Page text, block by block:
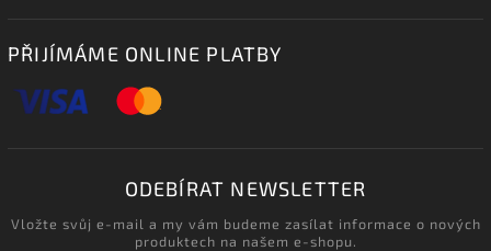
PŘIJÍMÁME ONLINE PLATBY
ODEBÍRAT NEWSLETTER
Vložte svůj e-mail a my vám budeme zasílat informace o nových
produktech na našem e-shopu.